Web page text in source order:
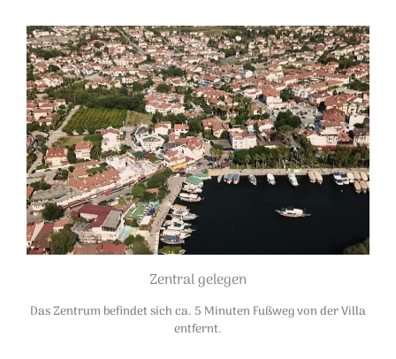
Zentral gelegen
Das Zentrum befindet sich ca. 5 Minuten Fußweg von der Villa
entfernt.